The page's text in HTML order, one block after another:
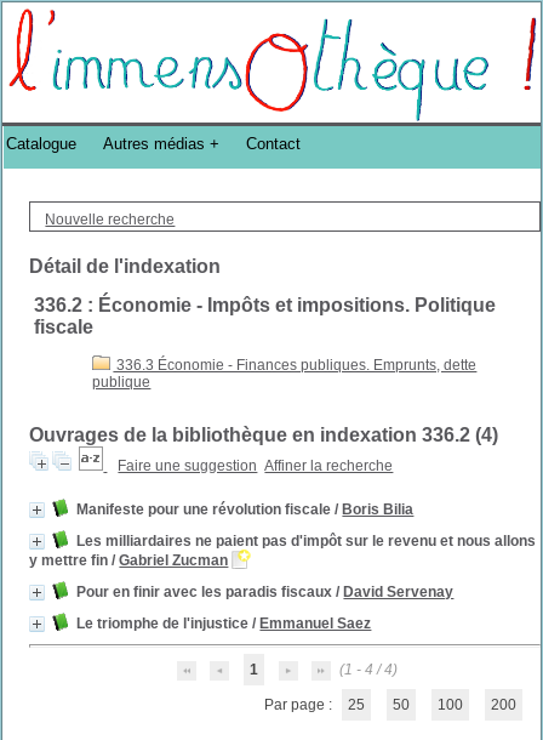
Bibliothèque DoucheFLUX Bibliotheek -->
Nouvelle recherche
Détail de l'indexation
336.2 : Économie - Impôts et impositions. Politique
fiscale
336.3 Économie - Finances publiques. Emprunts, dette
publique
Ouvrages de la bibliothèque en indexation 336.2 (4)
Faire une suggestion Affiner la recherche
Manifeste pour une révolution fiscale / Boris Bilia
Les milliardaires ne paient pas d'impôt sur le revenu et nous allons
y mettre fin /Gabriel Zucman
Pour en finir avec les paradis fiscaux / David Servenay
Le triomphe de l'injustice / Emmanuel Saez
1 (1 - 4 / 4)
Par page : 25 50 100 200
Catalogue Autres médias Contact